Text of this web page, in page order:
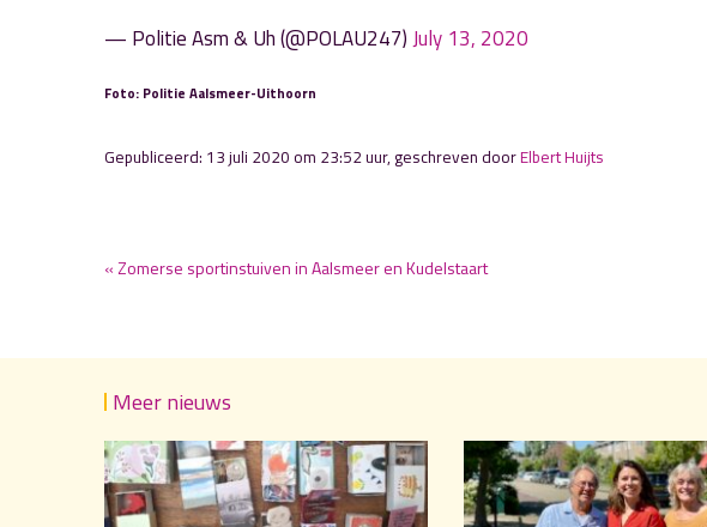
— Politie Asm & Uh (@POLAU247)July 13, 2020
Foto: Politie Aalsmeer-Uithoorn
Gepubliceerd: 13 juli 2020 om 23:52 uur, geschreven doorElbert Huijts
« Zomerse sportinstuiven in Aalsmeer en Kudelstaart
Meer nieuws